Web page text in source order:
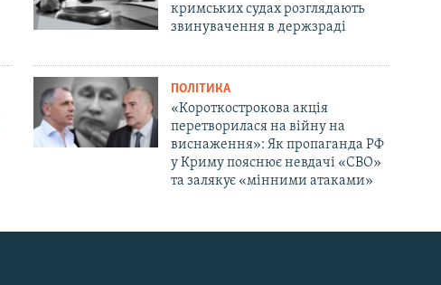
кримських судах розглядають
звинувачення в держзраді
ПОЛІТИКА
«Короткострокова акція
перетворилася на війну на
виснаження»: Як пропаганда РФ
у Криму пояснює невдачі «СВО»
та залякує «мінними атаками»